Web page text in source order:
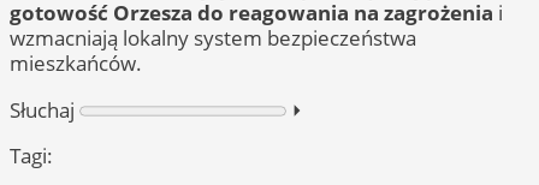
gotowość Orzesza do reagowania na zagrożenia i
wzmacniają lokalny system bezpieczeństwa
mieszkańców.
Słuchaj
⏵︎
Tagi: